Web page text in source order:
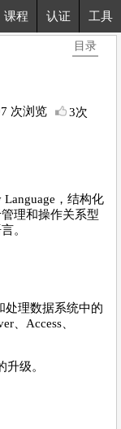
课程 认证 工具
目录
次浏览 3次
Language，结构化
理和操作关系型
。
处理数据系统中的
、Access、
级。